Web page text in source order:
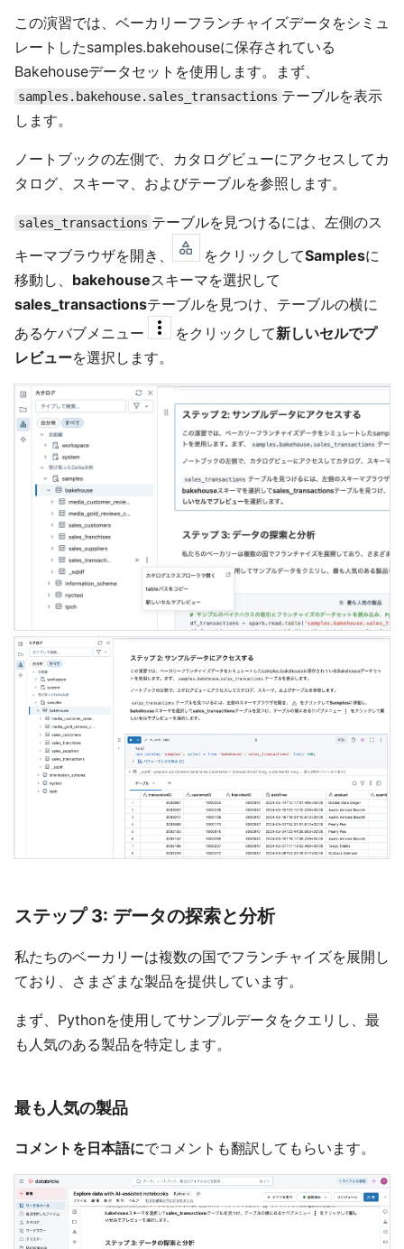
この演習では、ベーカリーフランチャイズデータをシミュ
レートしたsamples.bakehouseに保存されている
Bakehouseデータセットを使用します。まず、
samples.bakehouse.sales_transactions テーブルを表示
します。
ノートブックの左側で、カタログビューにアクセスしてカ
タログ、スキーマ、およびテーブルを参照します。
sales_transactions テーブルを見つけるには、左側のス
キーマブラウザを開き、
をクリックしてSamplesに
移動し、 bakehouseスキーマを選択して
sales_transactionsテーブルを見つけ、テーブルの横に
あるケバブメニュー
をクリックして新しいセルでプ
レビューを選択します。
ステップ 3: データの探索と分析
私たちのベーカリーは複数の国でフランチャイズを展開し
ており、さまざまな製品を提供しています。
まず、Pythonを使用してサンプルデータをクエリし、最
も人気のある製品を特定します。
最も人気の製品
コメントを日本語にでコメントも翻訳してもらいます。